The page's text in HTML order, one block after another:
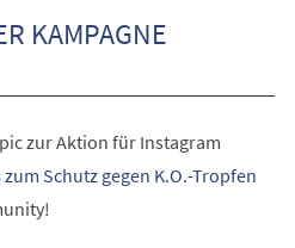
KAMPAGNE
zur Aktion für Instagram
Schutz gegen K.O.-Tropfen